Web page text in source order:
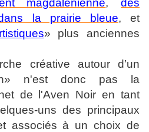
magdalénienne,des
la prairie bleue, et
» plus anciennes
créative autour d’un
n'est donc pas la
de l'Aven Noir en tant
uns des principaux
associés à un choix de